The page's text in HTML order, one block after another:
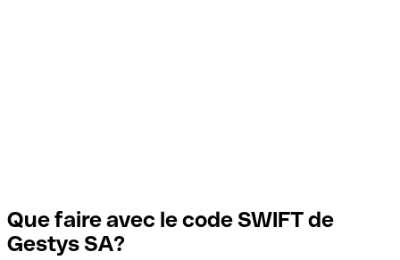
Que faire avec le code SWIFT de
Gestys SA?